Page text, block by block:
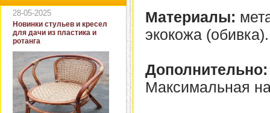
28-05-2025
Новинки стульев и кресел
для дачи из пластика и
ротанга
Материалы:
экокожа (обивка).
Дополнительно:
Максимальная